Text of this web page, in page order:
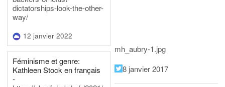
dictatorships-look-the-other-
way/
12 janvier 2022
Féminisme et genre:
Kathleen Stock en français
-
mh_aubry-1.jpg
8 janvier 2017